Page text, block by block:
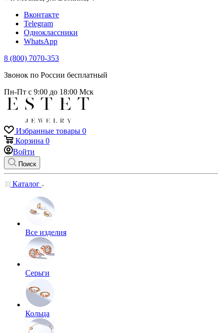
Вконтакте
Telegram
Одноклассники
WhatsApp
8 (800) 7070-353
Звонок по России бесплатный
Пн-Пт с 9:00 до 18:00 Мск
Избранные товары 0
Корзина 0
Войти
Поиск
Каталог
Все изделия
Серьги
Кольца